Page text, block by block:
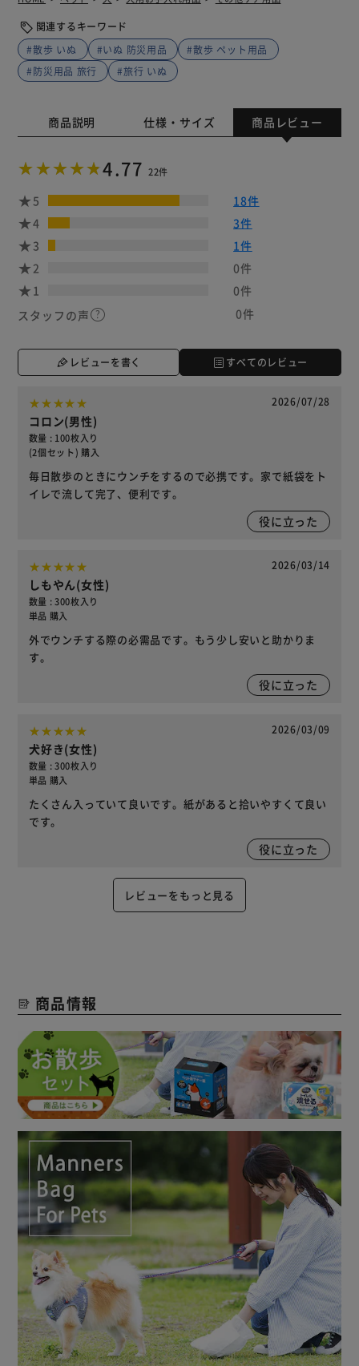
関連するキーワード
#散歩 いぬ
#いぬ 防災用品
#散歩 ペット用品
#防災用品 旅行
#旅行 いぬ
商品説明 仕様・サイズ 商品レビュー
4.77 22件
5
18件
4
3件
3
1件
2
0件
1
0件
スタッフの声
0件
レビューを書く すべてのレビュー
2026/07/28
コロン(男性)
数量 : 100枚入り
(2個セット) 購入
毎日散歩のときにウンチをするので必携です。家で紙袋をト
イレで流して完了、便利です。
役に立った
2026/03/14
しもやん(女性)
数量 : 300枚入り
単品 購入
外でウンチする際の必需品です。もう少し安いと助かりま
す。
役に立った
2026/03/09
犬好き(女性)
数量 : 300枚入り
単品 購入
たくさん入っていて良いです。紙があると拾いやすくて良い
です。
役に立った
レビューをもっと見る
商品情報